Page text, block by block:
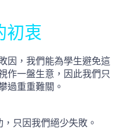
初衷
因，我們能為學生避免這
作一盤生意，因此我們只
過重重難關。
只因我們絕少失敗。